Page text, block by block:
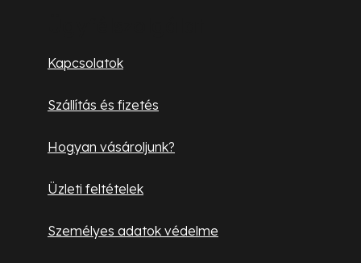
Kapcsolatok
Szállítás és fizetés
Hogyan vásároljunk?
Üzleti feltételek
Személyes adatok védelme